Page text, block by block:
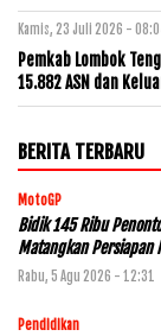
Kamis, 23 Juli 2026 -
Pemkab Lombok
15.882 ASN dan
BERITA TERBARU
MotoGP
Bidik 145 Ribu
Matangkan Persiapan
Rabu, 5 Agu 2026 - 12:31
Pendidikan